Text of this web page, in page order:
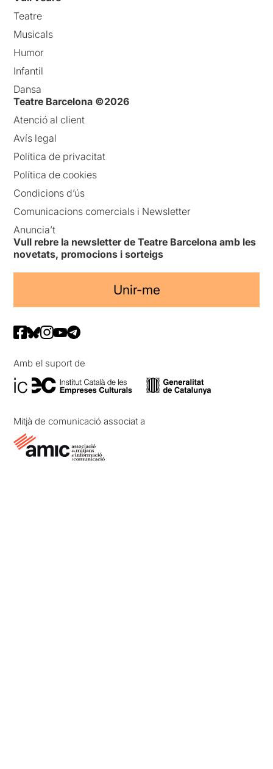
Teatre
Musicals
Humor
Infantil
Dansa
Teatre Barcelona ©2026
Atenció al client
Avís legal
Política de privacitat
Política de cookies
Condicions d’ús
Comunicacions comercials i Newsletter
Anuncia’t
Vull rebre la newsletter de Teatre Barcelona amb les
novetats, promocions i sorteigs
Unir-me
Amb el suport de
Mitjà de comunicació associat a